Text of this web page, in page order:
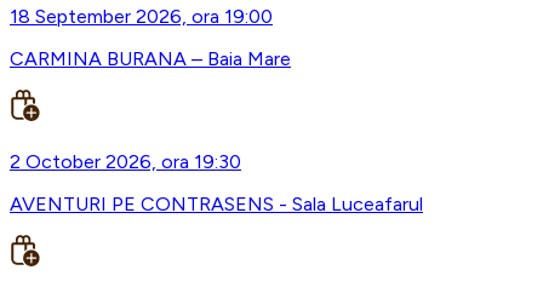
18 September 2026, ora 19:00
CARMINA BURANA – Baia Mare
2 October 2026, ora 19:30
AVENTURI PE CONTRASENS - Sala Luceafarul